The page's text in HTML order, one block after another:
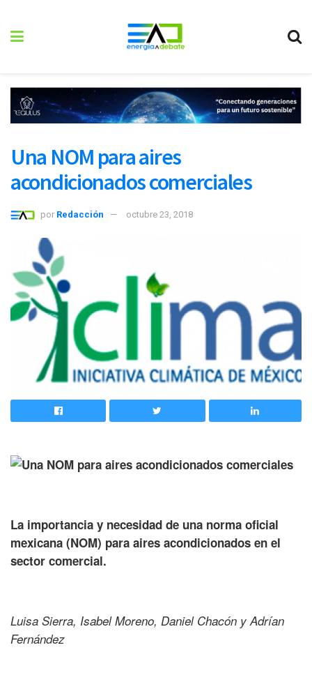
Una NOM para aires
acondicionados comerciales
por Redacción octubre 23, 2018
La importancia y necesidad de una norma oficial
mexicana (NOM) para aires acondicionados en el
sector comercial.
Luisa Sierra, Isabel Moreno, Daniel Chacón y Adrían
Fernández